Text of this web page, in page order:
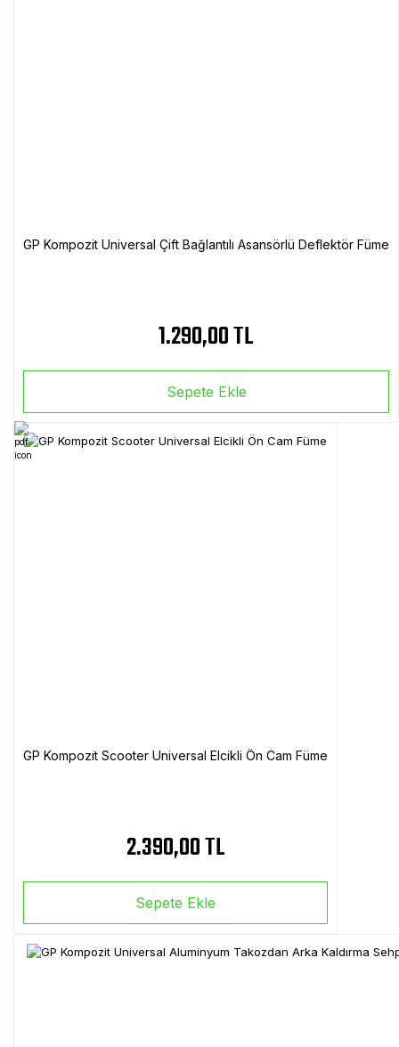
GP Kompozit Universal Çift Bağlantılı Asansörlü Deflektör Füme
1.290,00 TL
Sepete Ekle
GP Kompozit Scooter Universal Elcikli Ön Cam Füme
2.390,00 TL
Sepete Ekle